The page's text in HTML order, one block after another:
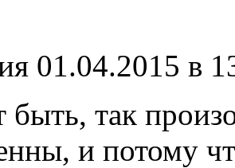
01.04.2015 в
так
и потому